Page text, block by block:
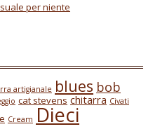
per niente
artigianale blues bob
cat stevens chitarra Civati
Cream Dieci